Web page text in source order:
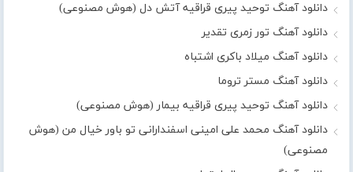
دانلود آهنگ توحید پیری قراقیه آتش دل (هوش مصنوعی)
دانلود آهنگ تور زمری تقدیر
دانلود آهنگ میلاد باکری اشتباه
دانلود آهنگ مستر تروما
دانلود آهنگ توحید پیری قراقیه بیمار (هوش مصنوعی)
دانلود آهنگ محمد علی امینی اسفندارانی تو باور خیال من (هوش
مصنوعی)